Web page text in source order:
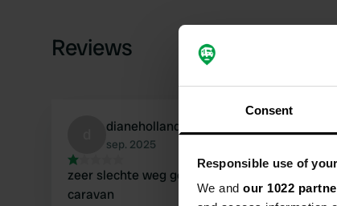
Consent
Responsible use of
We and our 1022
Reviews
dianeholland
sep. 2025
zeer slechte weg geen aanrader voor camper of
caravan